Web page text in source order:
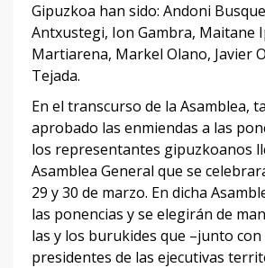
Gipuzkoa han sido: Andoni
Antxustegi, Ion Gambra, Maitane
Martiarena, Markel Olano, Javier
Tejada.
En el transcurso de la Asamblea,
aprobado las enmiendas a las
los representantes gipuzkoanos
Asamblea General que se
29 y 30 de marzo. En dicha
las ponencias y se elegirán de
las y los burukides que –junto con
presidentes de las ejecutivas